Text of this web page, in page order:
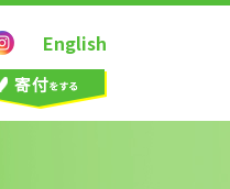
English